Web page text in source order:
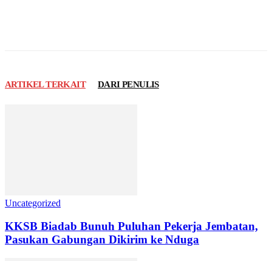
ARTIKEL TERKAIT DARI PENULIS
Uncategorized
KKSB Biadab Bunuh Puluhan Pekerja Jembatan,
Pasukan Gabungan Dikirim ke Nduga